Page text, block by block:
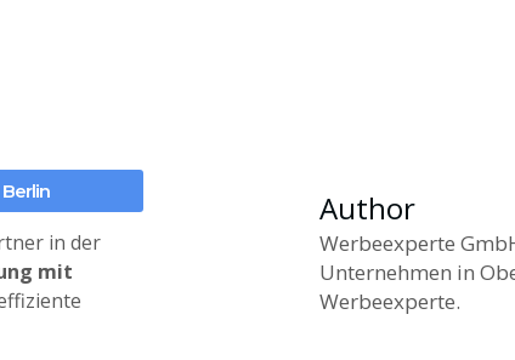
in der
mit
Author
Werbeexperte
Unternehmen in
Werbeexperte.